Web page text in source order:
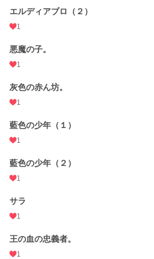
エルディアブロ（２）
1
悪魔の子。
1
灰色の赤ん坊。
1
藍色の少年（１）
1
藍色の少年（２）
1
サラ
1
王の血の忠義者。
1